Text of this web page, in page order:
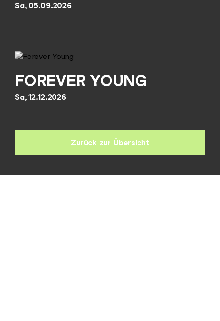
Sa, 05.09.2026
FOREVER YOUNG
Sa, 12.12.2026
Zurück zur Übersicht